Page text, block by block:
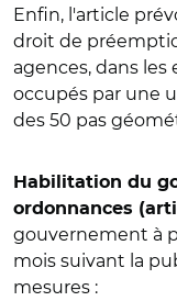
Enfin, l'article
droit de
agences, dans
occupés par une
des 50 pas
Habilitation du
ordonnances
gouvernement à
mois suivant la
mesures :